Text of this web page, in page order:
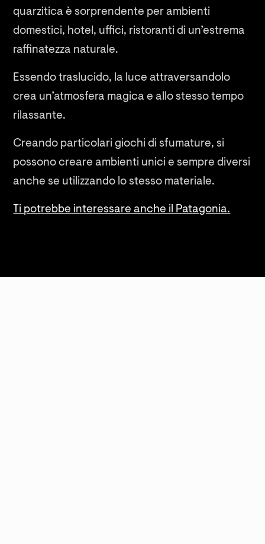
quarzitica è sorprendente per ambienti
domestici, hotel, uffici, ristoranti di un’estrema
raffinatezza naturale.
Essendo traslucido, la luce attraversandolo
crea un’atmosfera magica e allo stesso tempo
rilassante.
Creando particolari giochi di sfumature, si
possono creare ambienti unici e sempre diversi
anche se utilizzando lo stesso materiale.
Ti potrebbe interessare anche il Patagonia.